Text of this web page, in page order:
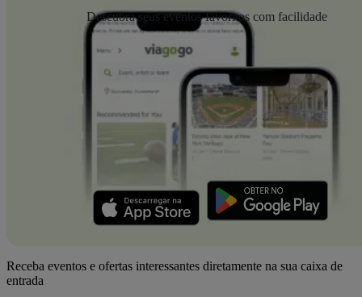
Descubra seus eventos favoritos com facilidade
Receba eventos e ofertas interessantes diretamente na sua caixa de
entrada